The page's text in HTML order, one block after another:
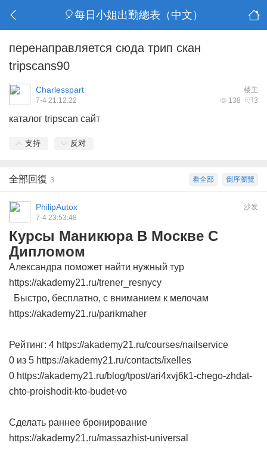
🎈每日小姐出勤總表（中文）
перенаправляется сюда трип скан
tripscans90
楼主
Charlesspart
138 3
7-4 21:12:22
каталог tripscan сайт
支持 反对
倒序瀏覽
看全部
全部回復 3
沙发
PhilipAutox
7-4 23:53:48
Курсы Маникюра В Москве С
Дипломом
Александра поможет найти нужный тур
https://akademy21.ru/trener_resnycy
Быстро, бесплатно, с вниманием к мелочам
https://akademy21.ru/parikmaher
Рейтинг: 4 https://akademy21.ru/courses/nailservice
0 из 5 https://akademy21.ru/contacts/ixelles
0 https://akademy21.ru/blog/tpost/ari4xvj6k1-chego-zhdat-
chto-proishodit-kto-budet-vo
Сделать раннее бронирование
https://akademy21.ru/massazhist-universal